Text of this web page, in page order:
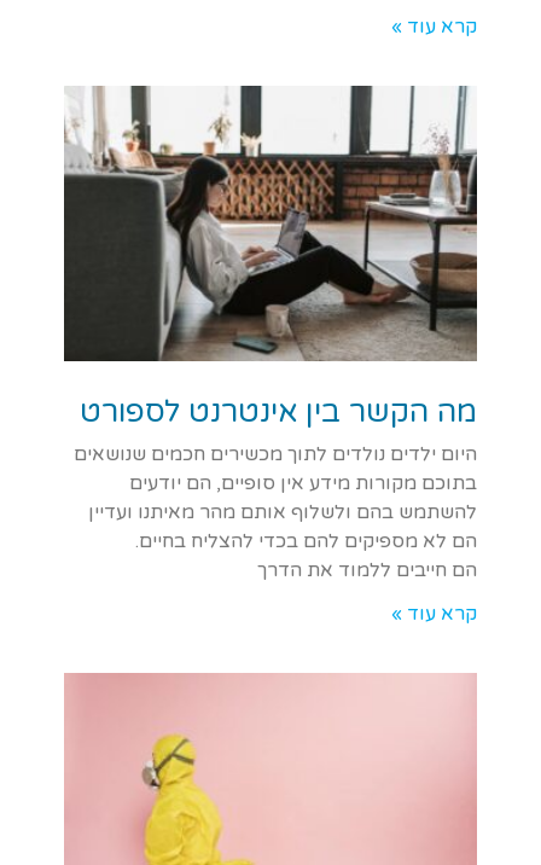
קרא עוד »
מה הקשר בין אינטרנט לספורט
היום ילדים נולדים לתוך מכשירים חכמים שנושאים
בתוכם מקורות מידע אין סופיים, הם יודעים
להשתמש בהם ולשלוף אותם מהר מאיתנו ועדיין
הם לא מספיקים להם בכדי להצליח בחיים.
הם חייבים ללמוד את הדרך
קרא עוד »